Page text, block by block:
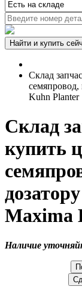
Склад
семяпровод,
Kuhn Planter
Склад
купить
Maxima
Наличие